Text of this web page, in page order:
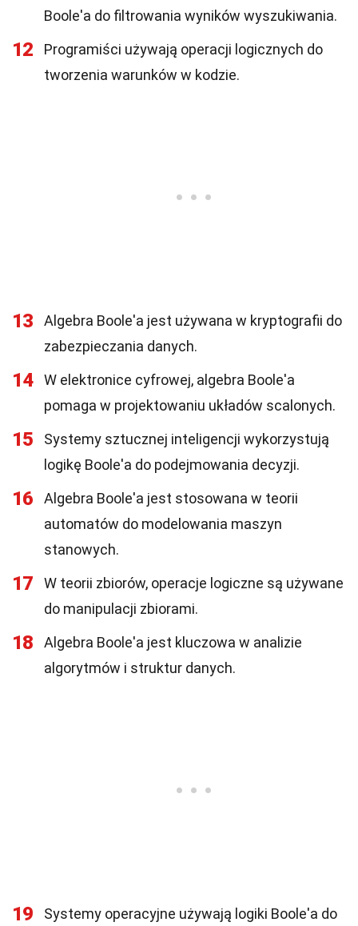
Boole'a do filtrowania wyników wyszukiwania.
12
Programiści używają operacji logicznych do
tworzenia warunków w kodzie.
13
Algebra Boole'a jest używana w kryptografii do
zabezpieczania danych.
14
W elektronice cyfrowej, algebra Boole'a
pomaga w projektowaniu układów scalonych.
15
Systemy sztucznej inteligencji wykorzystują
logikę Boole'a do podejmowania decyzji.
16
Algebra Boole'a jest stosowana w teorii
automatów do modelowania maszyn
stanowych.
17
W teorii zbiorów, operacje logiczne są używane
do manipulacji zbiorami.
18
Algebra Boole'a jest kluczowa w analizie
algorytmów i struktur danych.
19
Systemy operacyjne używają logiki Boole'a do